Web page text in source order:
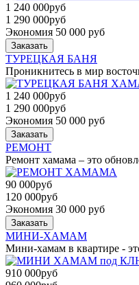
1 240 000руб
1 290 000руб
Экономия 50 000 руб
Заказать
ТУРЕЦКАЯ БАНЯ
Проникнитесь в мир
1 240 000руб
1 290 000руб
Экономия 50 000 руб
Заказать
РЕМОНТ
Ремонт хамама – это
90 000руб
120 000руб
Экономия 30 000 руб
Заказать
МИНИ-ХАМАМ
Мини-хамам в квартире -
910 000руб